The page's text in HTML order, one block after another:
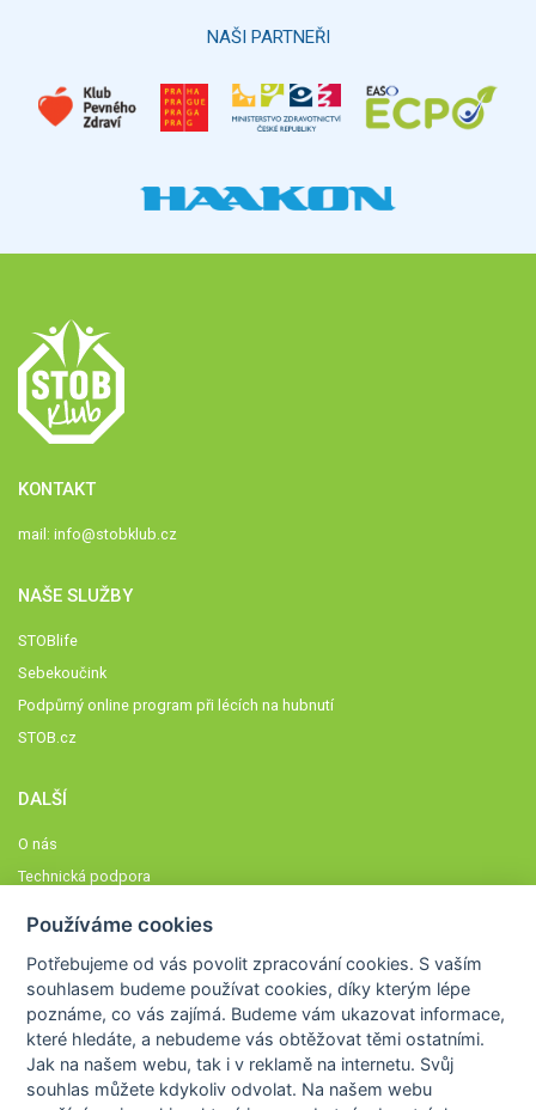
NAŠI PARTNEŘI
KONTAKT
mail: info@stobklub.cz
NAŠE SLUŽBY
STOBlife
Sebekoučink
Podpůrný online program při lécích na hubnutí
STOB.cz
DALŠÍ
O nás
Technická podpora
Členové STOBklubu
Zásady nakládání s osobními údaji
Otestujte se
Spočítejte si
Výzva 52
Používáme cookies
Potřebujeme od vás povolit zpracování cookies. S vaším
souhlasem budeme používat cookies, díky kterým lépe
poznáme,co vás zajímá. Budeme vám ukazovat informace,
které hledáte, a nebudeme vás obtěžovat těmi ostatními.
Jak na našem webu, tak i v reklamě na internetu. Svůj
souhlas můžete kdykoliv odvolat. Na našem webu